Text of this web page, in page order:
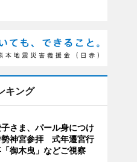
キング
さま、パール身につけ
勢神宮参拝 式年遷宮行
御木曳」などご視察